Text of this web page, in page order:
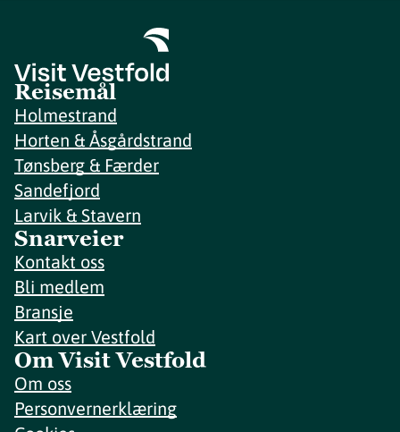
Reisemål
Holmestrand
Horten & Åsgårdstrand
Tønsberg & Færder
Sandefjord
Larvik & Stavern
Snarveier
Kontakt oss
Bli medlem
Bransje
Kart over Vestfold
Om Visit Vestfold
Om oss
Personvernerklæring